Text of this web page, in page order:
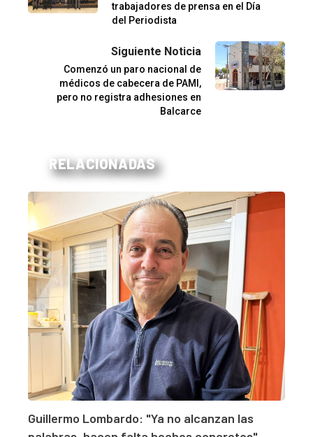
trabajadores de prensa en el Día
del Periodista
Siguiente Noticia
Comenzó un paro nacional de
médicos de cabecera de PAMI,
pero no registra adhesiones en
Balcarce
RELACIONADAS
Guillermo Lombardo: "Ya no alcanzan las